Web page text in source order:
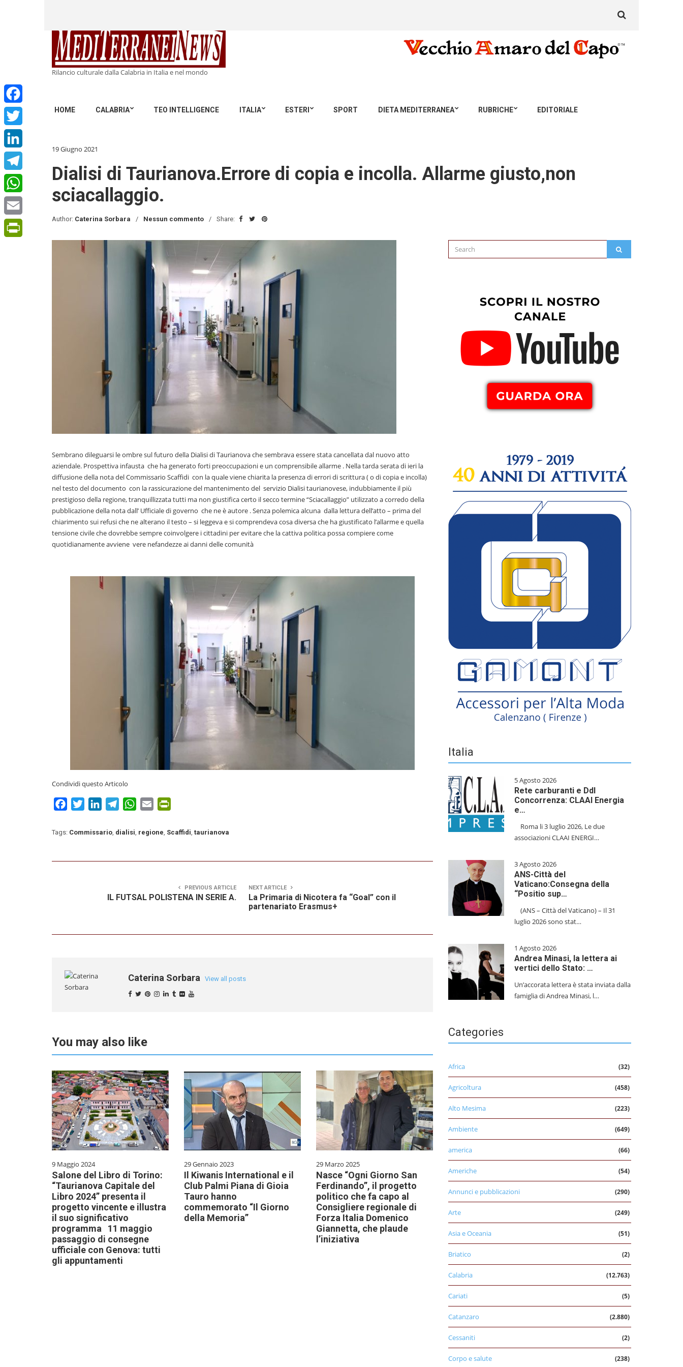
Rilancio culturale dalla Calabria in Italia e nel mondo
HOME CALABRIA TEO INTELLIGENCE ITALIA ESTERI SPORT DIETA MEDITERRANEA RUBRICHE EDITORIALE
for:
Facebook
Twitter
LinkedIn
Telegram
WhatsApp
Email
19 Giugno 2021
Dialisi di Taurianova.Errore di copia e incolla. Allarme giusto,non
sciacallaggio.
Author: Caterina Sorbara Nessun commento Share:
Sembrano dileguarsi le ombre sul futuro della Dialisi di Taurianova che sembrava essere stata cancellata dal nuovo atto
aziendale. Prospettiva infausta che ha generato forti preoccupazioni e un comprensibile allarme . Nella tarda serata di ieri la
diffusione della nota del Commissario Scaffidi con la quale viene chiarita la presenza di errori di scrittura ( o di copia e incolla)
nel testo del documento con la rassicurazione del mantenimento del servizio Dialisi taurianovese, indubbiamente il più
prestigioso della regione, tranquillizzata tutti ma non giustifica certo il secco termine “Sciacallaggio” utilizzato a corredo della
pubblicazione della nota dall’ Ufficiale di governo che ne è autore . Senza polemica alcuna dalla lettura dell’atto – prima del
chiarimento sui refusi che ne alterano il testo – si leggeva e si comprendeva cosa diversa che ha giustificato l’allarme e quella
tensione civile che dovrebbe sempre coinvolgere i cittadini per evitare che la cattiva politica possa compiere come
quotidianamente avviene vere nefandezze ai danni delle comunità
Condividi questo Articolo
FacebookTwitterLinkedInTelegramWhatsApp
Email
Tags: Commissario, dialisi, regione, Scaffidi, taurianova
PREVIOUS ARTICLE
IL FUTSAL POLISTENA IN SERIE A.
NEXT ARTICLE
La Primaria di Nicotera fa “Goal” con il
partenariato Erasmus+
Caterina Sorbara View all posts
You may also like
9 Maggio 2024
Salone del Libro di Torino:
“Taurianova Capitale del
Libro 2024” presenta il
progetto vincente e illustra
il suo significativo
programma 11 maggio
passaggio di consegne
ufficiale con Genova: tutti
gli appuntamenti
29 Gennaio 2023
Il Kiwanis International e il
Club Palmi Piana di Gioia
Tauro hanno
commemorato “Il Giorno
della Memoria”
29 Marzo 2025
Nasce “Ogni Giorno San
Ferdinando”, il progetto
politico che fa capo al
Consigliere regionale di
Forza Italia Domenico
Giannetta, che plaude
l’iniziativa
Search
for:
Italia
5 Agosto 2026
Rete carburanti e Ddl
Concorrenza: CLAAI Energia
e…
​Roma li 3 luglio 2026, Le due
associazioni CLAAI ENERGI…
3 Agosto 2026
ANS-Città del
Vaticano:Consegna della
“Positio sup…
(ANS – Città del Vaticano) – Il 31
luglio 2026 sono stat…
1 Agosto 2026
Andrea Minasi, la lettera ai
vertici dello Stato: …
Un’accorata lettera è stata inviata dalla
famiglia di Andrea Minasi, l…
Categories
Africa (32)
Agricoltura (458)
Alto Mesima (223)
Ambiente (649)
america (66)
Americhe (54)
Annunci e pubblicazioni (290)
Arte (249)
Asia e Oceania (51)
Briatico (2)
Calabria (12.763)
Cariati (5)
Catanzaro (2.880)
Cessaniti (2)
Corpo e salute (238)